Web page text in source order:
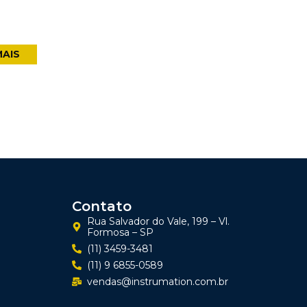
Contato
Rua Salvador do Vale, 199 – Vl.
Formosa – SP
(11) 3459-3481
(11) 9 6855-0589
vendas@instrumation.com.br